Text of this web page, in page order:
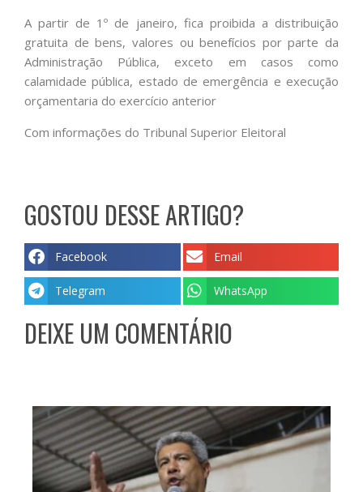
A partir de 1º de janeiro, fica proibida a distribuição
gratuita de bens, valores ou benefícios por parte da
Administração Pública, exceto em casos como
calamidade pública, estado de emergência e execução
orçamentaria do exercício anterior
Com informações do Tribunal Superior Eleitoral
GOSTOU DESSE ARTIGO?
Facebook Email
Telegram WhatsApp
DEIXE UM COMENTÁRIO